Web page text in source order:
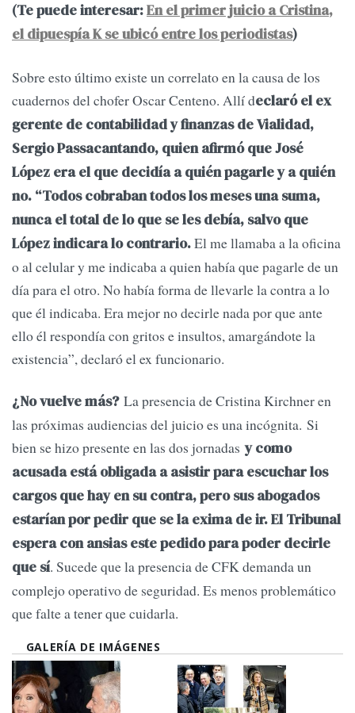
(Te puede interesar:En el primer juicio a Cristina,
el dipuespía K se ubicó entre los periodistas)
Sobre esto último existe un correlato en la causa de los
cuadernos del chofer Oscar Centeno. Allí declaró el ex
gerente de contabilidad y finanzas de Vialidad,
Sergio Passacantando, quien afirmó que José
López era el que decidía a quién pagarle y a quién
no. “Todos cobraban todos los meses una suma,
nunca el total de lo que se les debía, salvo que
López indicara lo contrario.El me llamaba a la oficina
o al celular y me indicaba a quien había que pagarle de un
día para el otro. No había forma de llevarle la contra a lo
que él indicaba. Era mejor no decirle nada por que ante
ello él respondía con gritos e insultos, amargándote la
existencia”, declaró el ex funcionario.
¿No vuelve más?La presencia de Cristina Kirchner en
las próximas audiencias del juicio es una incógnita. Si
bien se hizo presente en las dos jornadasycomo
acusada está obligada a asistir para escuchar los
cargos que hay en su contra, pero sus abogados
estarían por pedir que se la exima de ir. El Tribunal
espera con ansias este pedido para poder decirle
que sí. Sucede que la presencia de CFK demanda un
complejo operativo de seguridad. Es menos problemático
que falte a tener que cuidarla.
GALERÍA DE IMÁGENES